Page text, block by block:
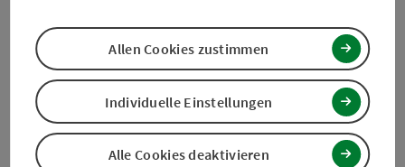
Eignung
Barrierefreiheit
Alle Cookies deaktivieren
Individuelle Einstellungen
Allen Cookies zustimmen